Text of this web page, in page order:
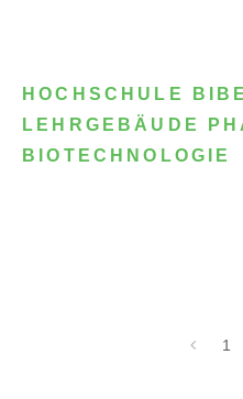
HOCHSCHULE
LEHRGEBÄUDE
BIOTECHNOLOGIE
1